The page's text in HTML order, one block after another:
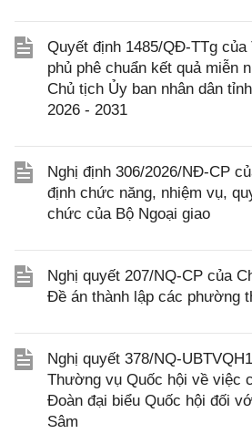
Quyết định 1485/QĐ-TTg
phủ phê chuẩn kết quả miễn
Chủ tịch Ủy ban nhân dân
2026 - 2031
Nghị định 306/2026/NĐ-CP
định chức năng, nhiệm vụ,
chức của Bộ Ngoại giao
Nghị quyết 207/NQ-CP của
Đề án thành lập các phường
Nghị quyết 378/NQ-
Thường vụ Quốc hội về việc
Đoàn đại biểu Quốc hội đối
Sâm